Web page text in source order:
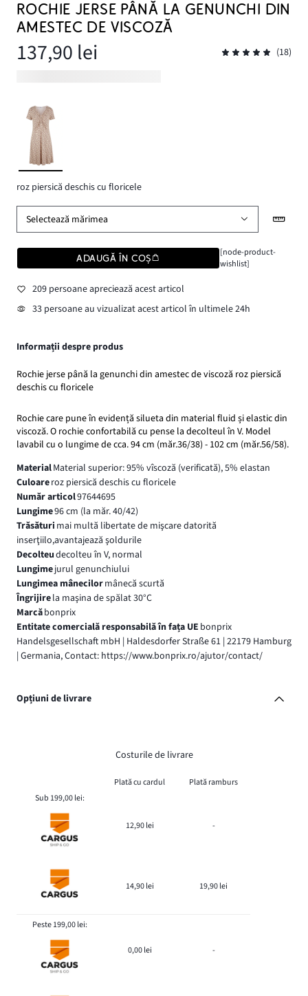
ROCHIE JERSE PÂNĂ LA GENUNCHI DIN
AMESTEC DE VISCOZĂ
137,90 lei (18)
roz piersică deschis cu floricele
Selectează mărimea
ADAUGĂ ÎN COȘ
[node-product-
wishlist]
209 persoane apreciează acest articol
33 persoane au vizualizat acest articol în ultimele 24h
Informații despre produs
Rochie jerse până la genunchi din amestec de viscoză roz piersică
deschis cu floricele
Rochie care pune în evidență silueta din material fluid și elastic din
viscoză. O rochie confortabilă cu pense la decolteul în V. Model
lavabil cu o lungime de cca. 94 cm (măr.36/38) - 102 cm (măr.56/58).
MaterialMaterial superior: 95% vîscoză (verificată), 5% elastan
Culoareroz piersică deschis cu floricele
Număr articol97644695
Lungime96 cm (la măr. 40/42)
Trăsături mai multă libertate de mişcare datorită
inserţiilo,avantajează şoldurile
Decolteudecolteu în V, normal
Lungimejurul genunchiului
Lungimea mânecilormânecă scurtă
Îngrijirela maşina de spălat 30°C
Marcăbonprix
Entitate comercială responsabilă în fața UE bonprix
Handelsgesellschaft mbH | Haldesdorfer Straße 61 | 22179 Hamburg
| Germania, Contact: https://www.bonprix.ro/ajutor/contact/
Opțiuni de livrare
Costurile de livrare
Plată cu cardul
Plată ramburs
Sub 199,00 lei:
12,90 lei -
14,90 lei 19,90 lei
Peste 199,00 lei:
0,00 lei -